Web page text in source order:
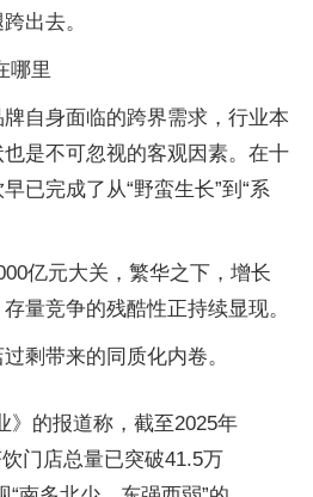
出去。
哪里
自身面临的跨界需求，行业本
是不可忽视的客观因素。在十
已完成了从“野蛮生长”到“系
亿元大关，繁华之下，增长
量竞争的残酷性正持续显现。
剩带来的同质化内卷。
》的报道称，截至2025年
门店总量已突破41.5万